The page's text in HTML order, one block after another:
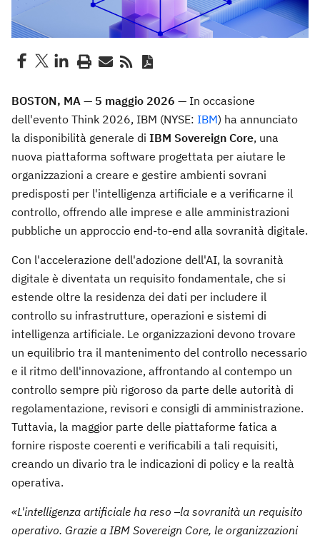
BOSTON, MA — 5 maggio 2026 — In occasione
dell'evento Think 2026, IBM (NYSE: IBM) ha annunciato
la disponibilità generale di IBM Sovereign Core, una
nuova piattaforma software progettata per aiutare le
organizzazioni a creare e gestire ambienti sovrani
predisposti per l'intelligenza artificiale e a verificarne il
controllo, offrendo alle imprese e alle amministrazioni
pubbliche un approccio end-to-end alla sovranità digitale.
Con l'accelerazione dell'adozione dell'AI, la sovranità
digitale è diventata un requisito fondamentale, che si
estende oltre la residenza dei dati per includere il
controllo su infrastrutture, operazioni e sistemi di
intelligenza artificiale. Le organizzazioni devono trovare
un equilibrio tra il mantenimento del controllo necessario
e il ritmo dell'innovazione, affrontando al contempo un
controllo sempre più rigoroso da parte delle autorità di
regolamentazione, revisori e consigli di amministrazione.
Tuttavia, la maggior parte delle piattaforme fatica a
fornire risposte coerenti e verificabili a tali requisiti,
creando un divario tra le indicazioni di policy e la realtà
operativa.
«L'intelligenza artificiale ha reso
la sovranità un requisito
operativo. Grazie a IBM Sovereign Core, le organizzazioni